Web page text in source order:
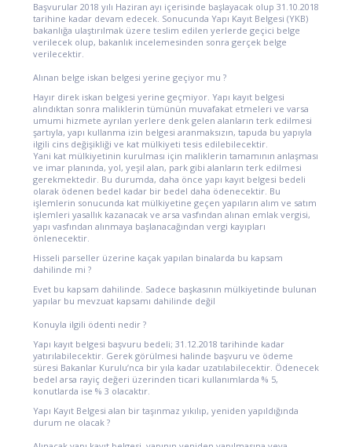
Başvurular 2018 yılı Haziran ayı içerisinde başlayacak olup 31.10.2018
tarihine kadar devam edecek. Sonucunda Yapı Kayıt Belgesi (YKB)
bakanlığa ulaştırılmak üzere teslim edilen yerlerde geçici belge
verilecek olup, bakanlık incelemesinden sonra gerçek belge
verilecektir.
Alınan belge iskan belgesi yerine geçiyor mu ?
Hayır direk iskan belgesi yerine geçmiyor. Yapı kayıt belgesi
alındıktan sonra maliklerin tümünün muvafakat etmeleri ve varsa
umumi hizmete ayrılan yerlere denk gelen alanların terk edilmesi
şartıyla, yapı kullanma izin belgesi aranmaksızın, tapuda bu yapıyla
ilgili cins değişikliği ve kat mülkiyeti tesis edilebilecektir.
Yani kat mülkiyetinin kurulması için maliklerin tamamının anlaşması
ve imar planında, yol, yeşil alan, park gibi alanların terk edilmesi
gerekmektedir. Bu durumda, daha önce yapı kayıt belgesi bedeli
olarak ödenen bedel kadar bir bedel daha ödenecektir. Bu
işlemlerin sonucunda kat mülkiyetine geçen yapıların alım ve satım
işlemleri yasallık kazanacak ve arsa vasfından alınan emlak vergisi,
yapı vasfından alınmaya başlanacağından vergi kayıpları
önlenecektir.
Hisseli parseller üzerine kaçak yapılan binalarda bu kapsam
dahilinde mi ?
Evet bu kapsam dahilinde. Sadece başkasının mülkiyetinde bulunan
yapılar bu mevzuat kapsamı dahilinde değil
Konuyla ilgili ödenti nedir ?
Yapı kayıt belgesi başvuru bedeli; 31.12.2018 tarihinde kadar
yatırılabilecektir. Gerek görülmesi halinde başvuru ve ödeme
süresi Bakanlar Kurulu’nca bir yıla kadar uzatılabilecektir. Ödenecek
bedel arsa rayiç değeri üzerinden ticari kullanımlarda % 5,
konutlarda ise % 3 olacaktır.
Yapı Kayıt Belgesi alan bir taşınmaz yıkılıp, yeniden yapıldığında
durum ne olacak ?